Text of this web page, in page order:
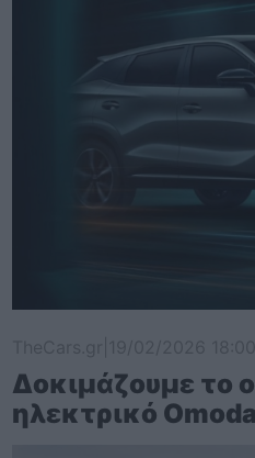
Δοκιμάζουμε το
ηλεκτρικό